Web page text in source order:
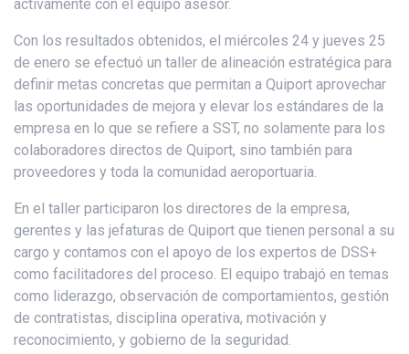
activamente con el equipo asesor.
Con los resultados obtenidos, el miércoles 24 y jueves 25
de enero se efectuó un taller de alineación estratégica para
definir metas concretas que permitan a Quiport aprovechar
las oportunidades de mejora y elevar los estándares de la
empresa en lo que se refiere a SST, no solamente para los
colaboradores directos de Quiport, sino también para
proveedores y toda la comunidad aeroportuaria.
En el taller participaron los directores de la empresa,
gerentes y las jefaturas de Quiport que tienen personal a su
cargo y contamos con el apoyo de los expertos de DSS+
como facilitadores del proceso. El equipo trabajó en temas
como liderazgo, observación de comportamientos, gestión
de contratistas, disciplina operativa, motivación y
reconocimiento, y gobierno de la seguridad.